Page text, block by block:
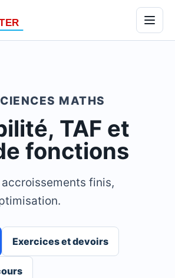
Menu
MATHS
TAF et
fonctions
finis,
Exercices et devoirs